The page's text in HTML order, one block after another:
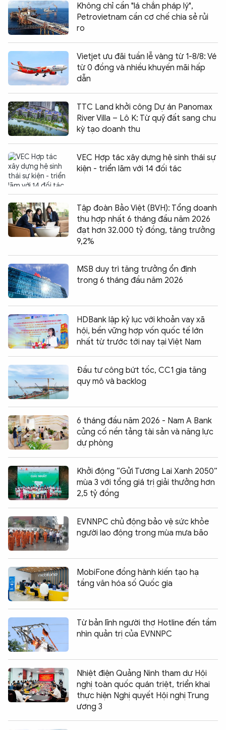
Không chỉ cần "lá chắn pháp lý",
Petrovietnam cần cơ chế chia sẻ rủi
ro
Vietjet ưu đãi tuần lễ vàng từ 1-8/8: Vé
từ 0 đồng và nhiều khuyến mãi hấp
dẫn
TTC Land khởi công Dự án Panomax
River Villa – Lô K: Từ quỹ đất sang chu
kỳ tạo doanh thu
VEC Hợp tác xây dựng hệ sinh thái sự
kiện - triển lãm với 14 đối tác
Tập đoàn Bảo Việt (BVH): Tổng doanh
thu hợp nhất 6 tháng đầu năm 2026
đạt hơn 32.000 tỷ đồng, tăng trưởng
9,2%
MSB duy trì tăng trưởng ổn định
trong 6 tháng đầu năm 2026
HDBank lập kỷ lục với khoản vay xã
hội, bền vững hợp vốn quốc tế lớn
nhất từ trước tới nay tại Việt Nam
Đầu tư công bứt tốc, CC1 gia tăng
quy mô và backlog
6 tháng đầu năm 2026 - Nam A Bank
củng cố nền tảng tài sản và năng lực
dự phòng
Khởi động “Gửi Tương Lai Xanh 2050”
mùa 3 với tổng giá trị giải thưởng hơn
2,5 tỷ đồng
EVNNPC chủ động bảo vệ sức khỏe
người lao động trong mùa mưa bão
MobiFone đồng hành kiến tạo hạ
tầng văn hóa số Quốc gia
Từ bản lĩnh người thợ Hotline đến tầm
nhìn quản trị của EVNNPC
Nhiệt điện Quảng Ninh tham dự Hội
nghị toàn quốc quán triệt, triển khai
thực hiện Nghị quyết Hội nghị Trung
ương 3